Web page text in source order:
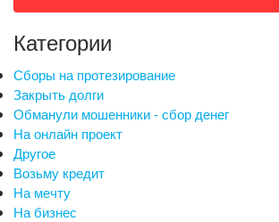
Категории
Сборы на протезирование
Закрыть долги
Обманули мошенники - сбор денег
На онлайн проект
Другое
Возьму кредит
На мечту
На бизнес